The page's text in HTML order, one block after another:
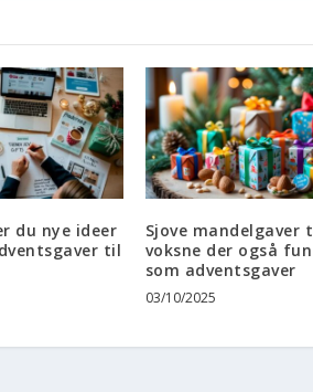
du nye ideer
til
Sjove mandelgaver
voksne der også
som adventsgaver
03/10/2025